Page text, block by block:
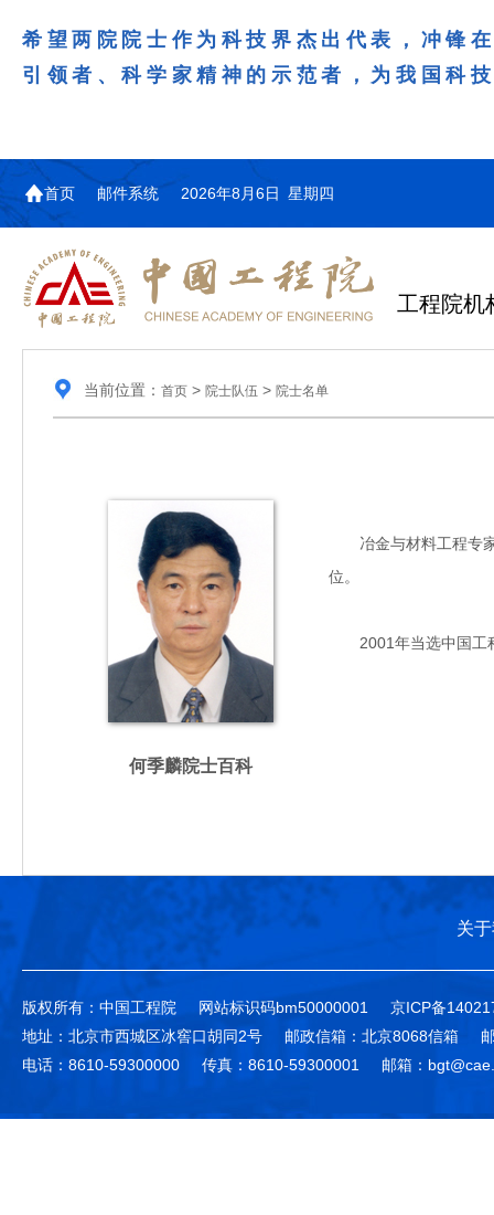
希望两院院士作为科技界杰出代表，冲锋
引领者、科学家精神的示范者，为我国科
首页 邮件系统 2026年8月6日 星期四
工程院机
当前位置： 首页> 院士队伍 > 院士名单
何季麟院士百科
冶金与材料工程专家
位。
2001年当选中国工
关
版权所有：中国工程院 网站标识码bm50000001
京ICP备
地址：北京市西城区冰窖口胡同2号
邮政信箱：北京8068信箱
电话：8610-59300000
传真：8610-59300001 邮箱：